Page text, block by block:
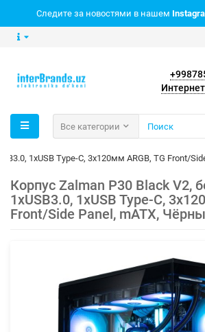
Следите за новостями в нашем
Все категории
1хUSB Type-C, 3x120мм ARGB, TG Front/
Корпус Zalman P30 Black V2,
1xUSB3.0, 1хUSB Type-C,
Front/Side Panel, mATX,